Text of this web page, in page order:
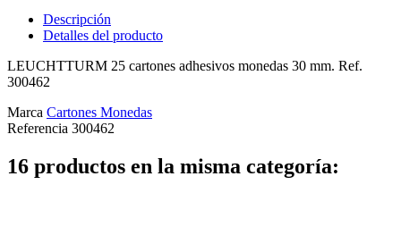
Descripción
Detalles del producto
LEUCHTTURM 25 cartones adhesivos monedas 30 mm. Ref.
300462
Marca Cartones Monedas
Referencia 300462
16 productos en la misma categoría: